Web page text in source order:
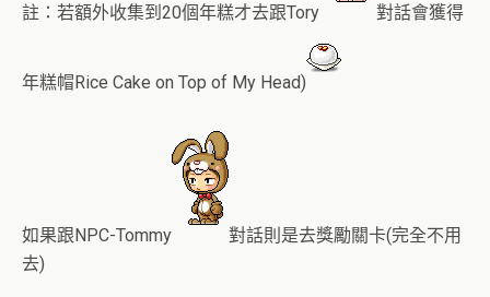
註：若額外收集到20個年糕才去跟Tory 對話會獲得
年糕帽Rice Cake on Top of My Head)
如果跟NPC-Tommy
對話則是去獎勵關卡(完全不用
去)